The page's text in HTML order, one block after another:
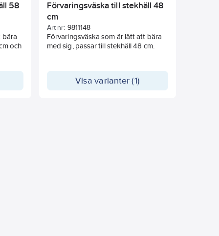
58
bära
och
Förvaringsväska till stekhäll 48
cm
Art nr: 9811148
Förvaringsväska som är lätt att bära
med sig, passar till stekhäll 48 cm.
Visa varianter (1)